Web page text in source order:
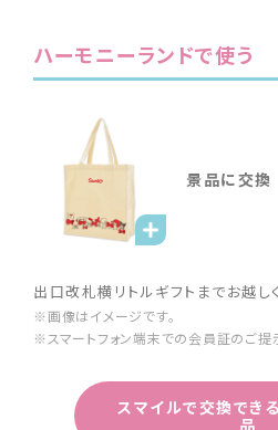
ハーモニーランドで使う
景品に交換
出口改札横リトルギフトまでお越し
※画像はイメージです。
※スマートフォン端末での会員証のご提
スマイルで交換でき
品